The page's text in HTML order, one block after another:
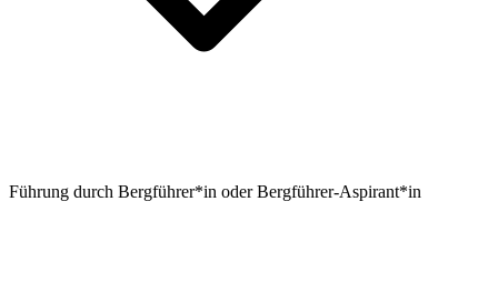
Führung durch Bergführer*in oder Bergführer-Aspirant*in